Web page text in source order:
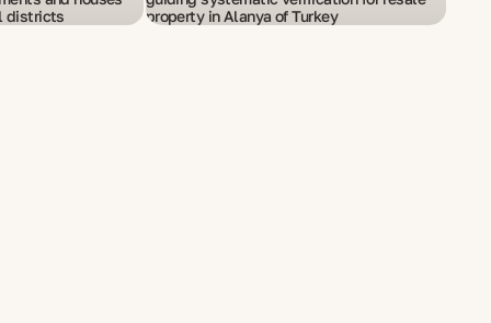
districts
property in Alanya of Turkey